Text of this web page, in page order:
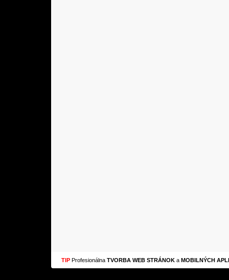
TIP Profesionálna TVORBA WEB STRÁNOK a MOBILNÝCH